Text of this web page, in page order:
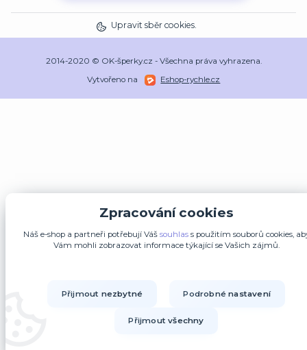
Upravit sběr cookies.
2014-2020 © OK-šperky.cz - Všechna práva vyhrazena.
Vytvořeno na
Eshop-rychle.cz
Zpracování cookies
Náš e-shop a partneři potřebují Váš souhlass použitím souborů cookies,
Vám mohli zobrazovat informace týkající se Vašich zájmů.
Přijmout nezbytné Podrobné nastavení
Přijmout všechny